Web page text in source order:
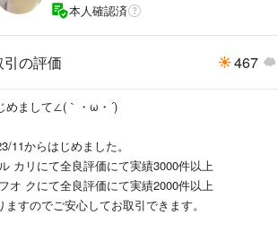
本人確認済
引の評価 467
めまして∠(｀・ω・´)
11からはじめました。
カリにて全良評価にて実績3000件以上
オ クにて全良評価にて実績2000件以上
ますのでご安心してお取引できます。